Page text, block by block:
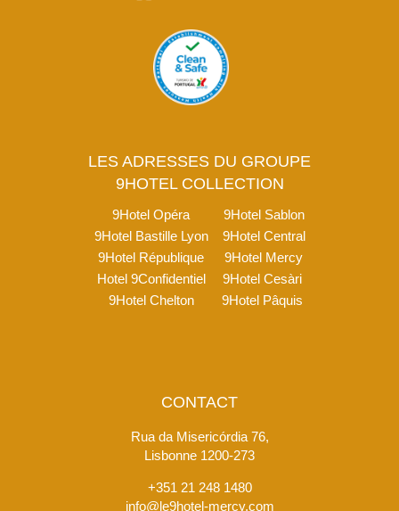
LES ADRESSES DU GROUPE
9HOTEL COLLECTION
9Hotel Opéra
9Hotel Sablon
9Hotel Bastille Lyon
9Hotel Central
9Hotel République
9Hotel Mercy
Hotel 9Confidentiel
9Hotel Cesàri
9Hotel Chelton
9Hotel Pâquis
CONTACT
Rua da Misericórdia 76,
Lisbonne 1200-273
+351 21 248 1480
info@le9hotel-mercy.com